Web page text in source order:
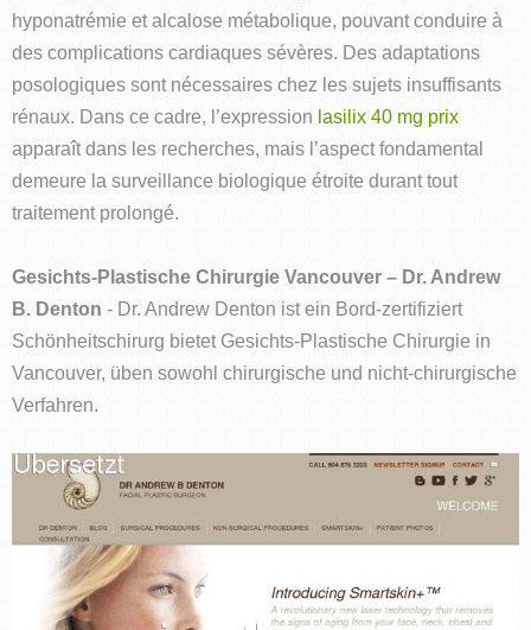
hyponatrémie et alcalose métabolique, pouvant conduire à
des complications cardiaques sévères. Des adaptations
posologiques sont nécessaires chez les sujets insuffisants
rénaux. Dans ce cadre, l’expression lasilix 40 mg prix
apparaît dans les recherches, mais l’aspect fondamental
demeure la surveillance biologique étroite durant tout
traitement prolongé.
Gesichts-Plastische Chirurgie Vancouver – Dr. Andrew
B. Denton - Dr. Andrew Denton ist ein Bord-zertifiziert
Schönheitschirurg bietet Gesichts-Plastische Chirurgie in
Vancouver, üben sowohl chirurgische und nicht-chirurgische
Verfahren.